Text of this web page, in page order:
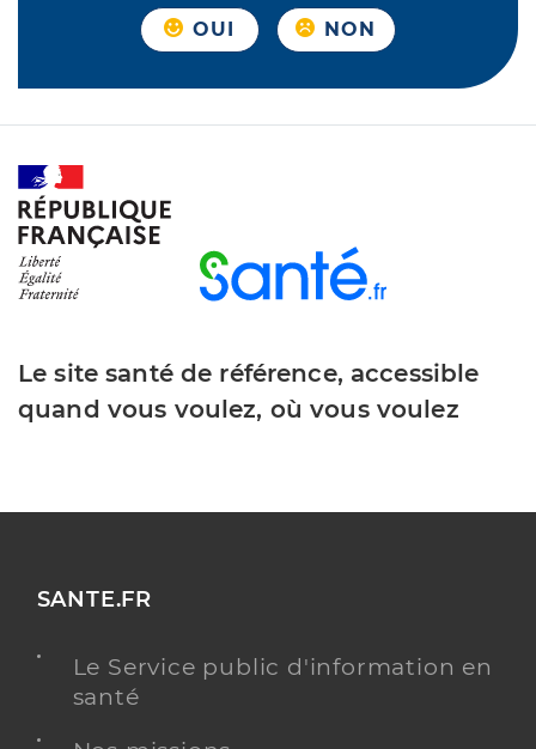
OUI NON
Le site santé de référence, accessible
quand vous voulez, où vous voulez
SANTE.FR
Le Service public d'information en
santé